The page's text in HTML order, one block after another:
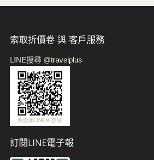
索取折價卷 與 客戶服務
LINE搜尋 @travelplus
訂閱LINE電子報